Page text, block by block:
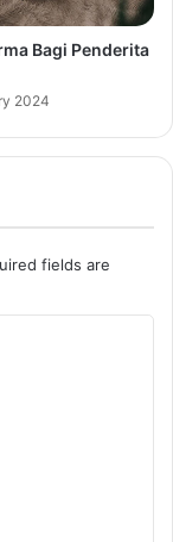
Bagi Penderita
2024
fields are